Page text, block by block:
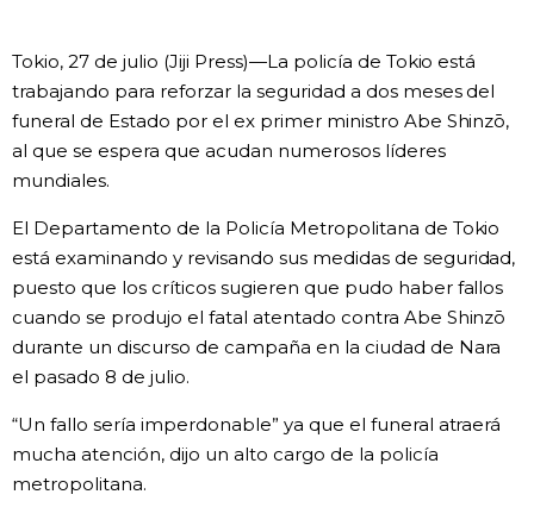
Vida
Guía de Japón
Vídeos e imágenes
En profundidad
Más
Noticias
Datos de Japón
Tokio, 27 de julio (Jiji Press)—La policía de Tokio está
trabajando para reforzar la seguridad a dos meses del
funeral de Estado por el ex primer ministro Abe Shinzō,
al que se espera que acudan numerosos líderes
mundiales.
El Departamento de la Policía Metropolitana de Tokio
está examinando y revisando sus medidas de seguridad,
puesto que los críticos sugieren que pudo haber fallos
cuando se produjo el fatal atentado contra Abe Shinzō
durante un discurso de campaña en la ciudad de Nara
el pasado 8 de julio.
“Un fallo sería imperdonable” ya que el funeral atraerá
mucha atención, dijo un alto cargo de la policía
metropolitana.